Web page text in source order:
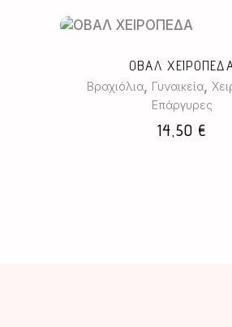
Αυτό
προϊόν
έχει
ΟΒΑΛ
Βραχιόλια, Γυναικεία,
Επάργυρες
14,50 €